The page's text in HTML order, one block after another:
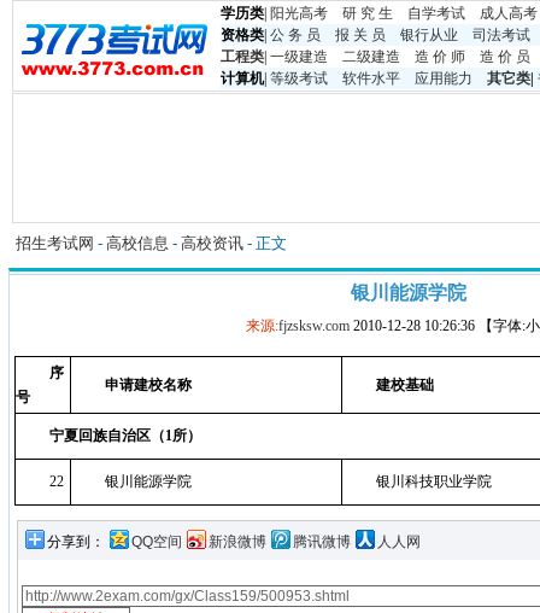
学历类 阳光高考 研 究 生 自学考试
成人高考
资格类 公 务 员 报 关 员 银行从业
司法考试
工程类 一级建造 二级建造 造 价 师
造 价 员
计算机| 等级考试 软件水平 应用能力 其它类
招生考试网 - 高校信息 - 高校资讯 - 正文
银川能源学院
来源:fjzsksw.com 2010-12-28 10:26:36 【字体:
序
号
申请建校名称 建校基础
宁夏回族自治区（1所）
22 银川能源学院 银川科技职业学院
分享到： QQ空间 新浪微博 腾讯微博 人人网